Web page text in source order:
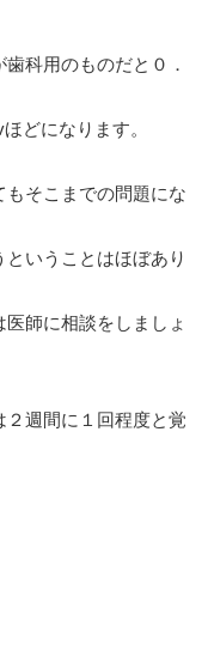
科用のものだと０．
どになります。
そこまでの問題にな
いうことはほぼあり
師に相談をしましょ
週間に１回程度と覚